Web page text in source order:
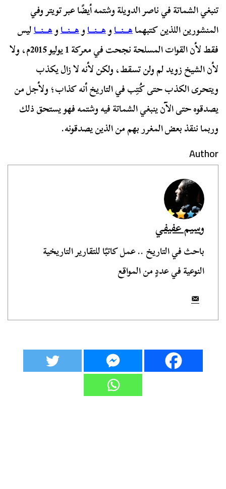
تنبغي الشماتة في ناصر الدويلة وشتمه أيضًا عبر تويتر وفي
المنشورين اللذين كتبهماهـــنـــاوهـــنـــاوهـــنـــاوهـــنـــاليس
فقط لأن القوات المسلحة نجحت في معركة 1 يوليو 2015م، ولا
لأن الشيخ زويد لم ولن تسقط، ولكن لأنه لا زال يكذب
ويتحرى الكذب حتى كُتِب في التاريخ أنه كذاب؛ ولأجل من
يصدقوه حتى الآن ينبغي الشماتة فيه وشتمه فهو يستحق ذلك
وربما ننقذ بعض المغرر بهم من الذين يصدقونه.
Author
وسيم عفيفي
باحث في التاريخ .. عمل كاتبًا للتقارير التاريخية
النوعية في عددٍ من المواقع